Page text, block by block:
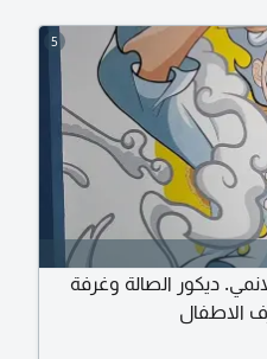
5
ديكور الصالة وغرفة
الاطفال